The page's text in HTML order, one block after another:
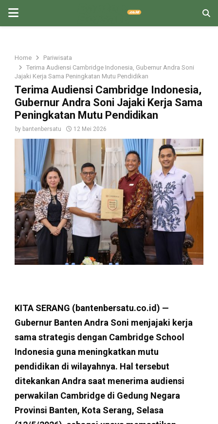
PRIMARY
Home
Pariwisata
Terima Audiensi Cambridge Indonesia, Gubernur Andra Soni
Jajaki Kerja Sama Peningkatan Mutu Pendidikan
Terima Audiensi Cambridge Indonesia,
Gubernur Andra Soni Jajaki Kerja Sama
Peningkatan Mutu Pendidikan
by bantenbersatu 12 Mei 2026
KITA SERANG (bantenbersatu.co.id) —
Gubernur Banten Andra Soni menjajaki kerja
sama strategis dengan Cambridge School
Indonesia guna meningkatkan mutu
pendidikan di wilayahnya. Hal tersebut
ditekankan Andra saat menerima audiensi
perwakilan Cambridge di Gedung Negara
Provinsi Banten, Kota Serang, Selasa